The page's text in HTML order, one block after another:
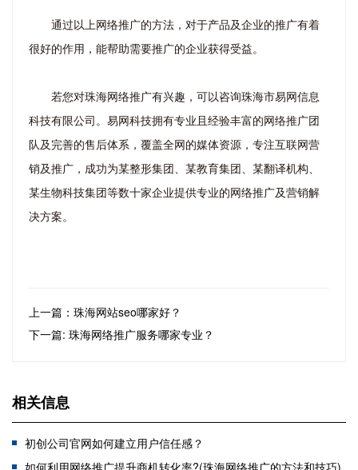
通过以上网络推广的方法，对于产品及企业的推广有着
很好的作用，能帮助需要推广的企业获得受益。
若您对珠海网络推广有兴趣，可以咨询珠海市易网信息
科技有限公司。易网科技拥有专业且经验丰富的网络推广团
队及完善的售后体系，覆盖全网的媒体资源，专注互联网营
销及推广，成功为某整形集团、某教育集团、某翻译机构、
某生物科技集团等数十家企业提供专业的网络推广及营销解
决方案。
上一篇：珠海网站seo哪家好？
下一篇: 珠海网络推广服务哪家专业？
相关信息
初创公司官网如何建立用户信任感？
如何利用网络推广提升商机转化率?(珠海网络推广的方法和技巧)